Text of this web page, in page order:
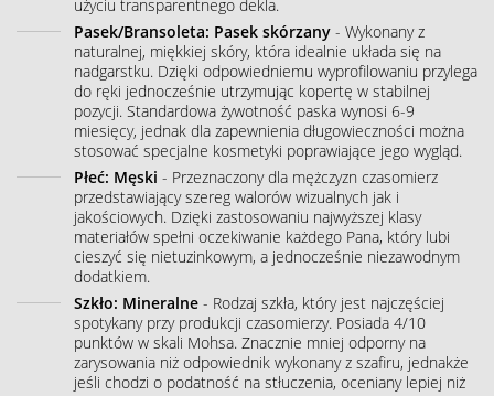
użyciu transparentnego dekla.
Pasek/Bransoleta: Pasek skórzany - Wykonany z
naturalnej, miękkiej skóry, która idealnie układa się na
nadgarstku. Dzięki odpowiedniemu wyprofilowaniu przylega
do ręki jednocześnie utrzymując kopertę w stabilnej
pozycji. Standardowa żywotność paska wynosi 6-9
miesięcy, jednak dla zapewnienia długowieczności można
stosować specjalne kosmetyki poprawiające jego wygląd.
Płeć: Męski - Przeznaczony dla mężczyzn czasomierz
przedstawiający szereg walorów wizualnych jak i
jakościowych. Dzięki zastosowaniu najwyższej klasy
materiałów spełni oczekiwanie każdego Pana, który lubi
cieszyć się nietuzinkowym, a jednocześnie niezawodnym
dodatkiem.
Szkło: Mineralne - Rodzaj szkła, który jest najczęściej
spotykany przy produkcji czasomierzy. Posiada 4/10
punktów w skali Mohsa. Znacznie mniej odporny na
zarysowania niż odpowiednik wykonany z szafiru, jednakże
jeśli chodzi o podatność na stłuczenia, oceniany lepiej niż